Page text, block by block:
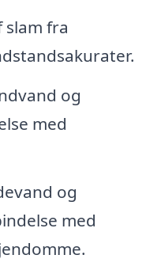
slam fra
og
med
og
med